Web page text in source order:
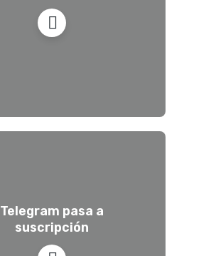
Telegram pasa a
suscripción